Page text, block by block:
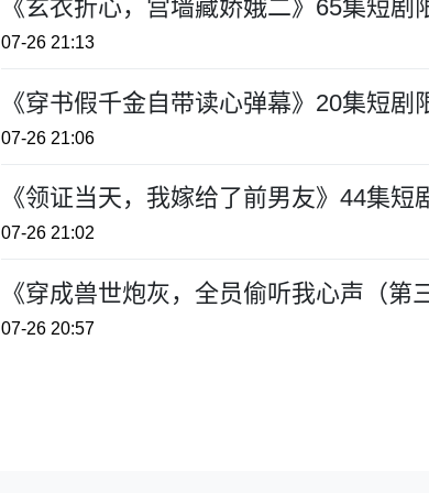
《玄衣折心，宫墙藏娇娥二》65集短剧
07-26 21:13
《穿书假千金自带读心弹幕》20集短剧
07-26 21:06
《领证当天，我嫁给了前男友》44集短
07-26 21:02
《穿成兽世炮灰，全员偷听我心声（
07-26 20:57